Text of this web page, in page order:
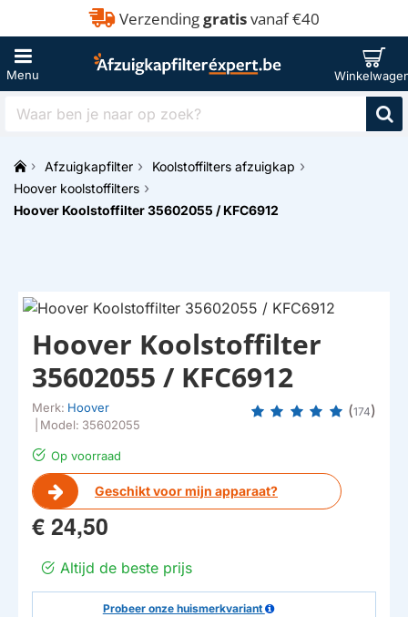
Verzendinggratisvanaf €40
Waar
naar
op
zoek?
h
m
Afzuigkapfilter
Koolstoffilters afzuigkap
Hoover koolstoffilters
Hoover Koolstoffilter 35602055 / KFC6912
Op voorraad
Geschikt voor mijn apparaat?
Hoover Koolstoffilter
35602055 / KFC6912
Merk: Hoover
Model: 35602055
(174)
€ 24,50
Altijd de beste prijs
Probeer onze huismerkvariant